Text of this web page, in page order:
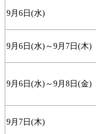
9月6日(水)
9月6日(水)～9月7日(木)
9月6日(水)～9月8日(金)
9月7日(木)